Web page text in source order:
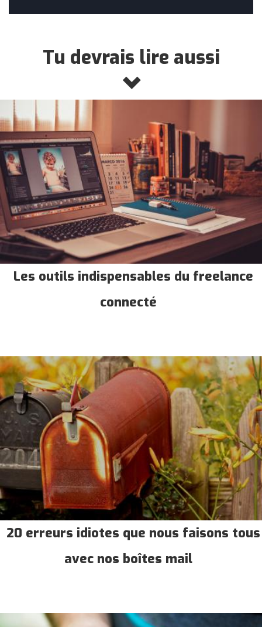
Tu devrais lire aussi
Les outils indispensables du freelance
connecté
20 erreurs idiotes que nous faisons tous
avec nos boîtes mail